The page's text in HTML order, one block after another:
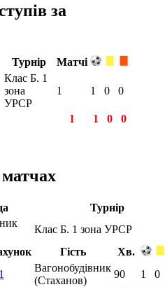
за
Турнір Матчі
Клас Б. 1
зона
УРСР
1 1 0 0
1 1 0 0
Турнір
Клас Б. 1 зона УРСР
Гість
Хв.
Вагонобудівник
(Стаханов)
90 1
0